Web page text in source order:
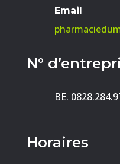
Email
N°
BE.
Horaires